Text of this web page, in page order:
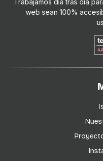
Trabajamos día tras día
web sean 100%